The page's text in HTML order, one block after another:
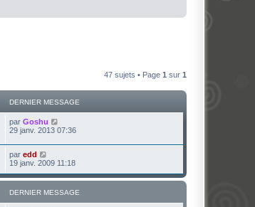
47 sujets • Page 1 sur 1
DERNIER MESSAGE
par Goshu
29 janv. 2013 07:36
par edd
19 janv. 2009 11:18
DERNIER MESSAGE